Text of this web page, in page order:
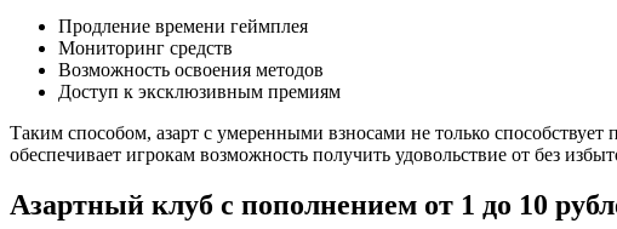
Продление времени геймплея
Мониторинг средств
Возможность освоения методов
Доступ к эксклюзивным премиям
Таким способом, азарт с умеренными взносами не только
обеспечивает игрокам возможность получить удовольствие от без
Азартный клуб с пополнением от 1 до 10